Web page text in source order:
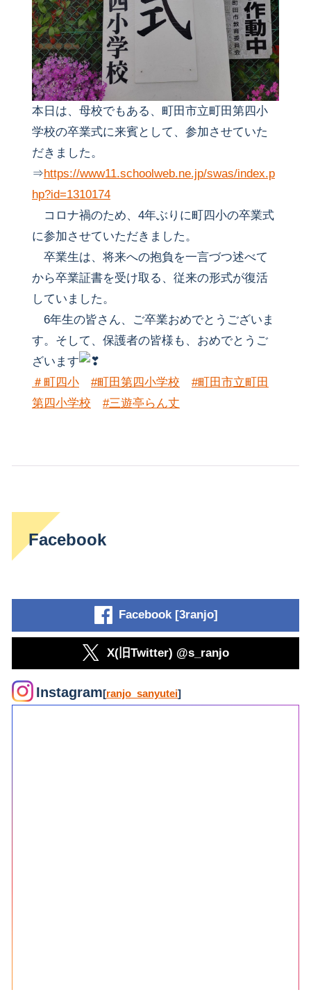
本日は、母校でもある、町田市立町田第四小
学校の卒業式に来賓として、参加させていた
だきました。
⇒https://www11.schoolweb.ne.jp/swas/index.p
hp?id=1310174
コロナ禍のため、4年ぶりに町四小の卒業式
に参加させていただきました。
卒業生は、将来への抱負を一言づつ述べて
から卒業証書を受け取る、従来の形式が復活
していました。
6年生の皆さん、ご卒業おめでとうございま
す。そして、保護者の皆様も、おめでとうご
ざいます
＃町四小
#町田第四小学校
#町田市立町田
第四小学校
#三遊亭らん丈
Facebook
Facebook [3ranjo]
X(旧Twitter) @s_ranjo
Instagram[ranjo_sanyutei]